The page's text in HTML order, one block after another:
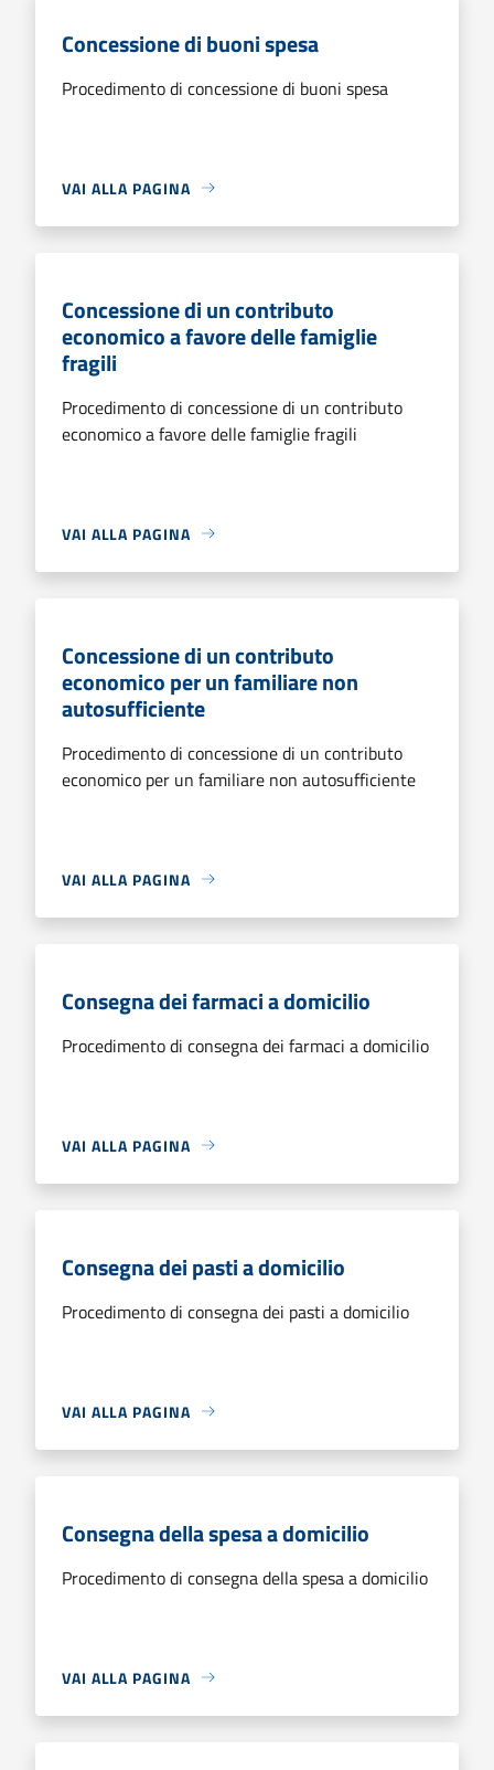
Concessione di buoni spesa
Procedimento di concessione di buoni spesa
VAI ALLA PAGINA
Concessione di un contributo
economico a favore delle famiglie
fragili
Procedimento di concessione di un contributo
economico a favore delle famiglie fragili
VAI ALLA PAGINA
Concessione di un contributo
economico per un familiare non
autosufficiente
Procedimento di concessione di un contributo
economico per un familiare non autosufficiente
VAI ALLA PAGINA
Consegna dei farmaci a domicilio
Procedimento di consegna dei farmaci a domicilio
VAI ALLA PAGINA
Consegna dei pasti a domicilio
Procedimento di consegna dei pasti a domicilio
VAI ALLA PAGINA
Consegna della spesa a domicilio
Procedimento di consegna della spesa a domicilio
VAI ALLA PAGINA